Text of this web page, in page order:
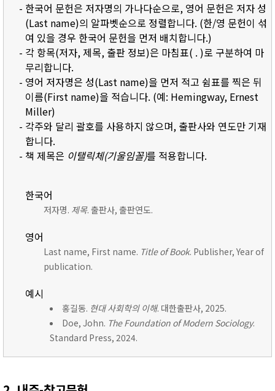
- 한국어 문헌은 저자명의 가나다순으로, 영어 문헌은 저자 성
(Last name)의 알파벳순으로 정렬합니다. (한/영 문헌이 섞
여 있을 경우 한국어 문헌을 먼저 배치합니다.)
- 각 항목(저자, 제목, 출판 정보)은 마침표( . )로 구분하여 마
무리합니다.
- 영어 저자명은 성(Last name)을 먼저 적고 쉼표를 찍은 뒤
이름(First name)을 적습니다. (예: Hemingway, Ernest
Miller)
- 각주와 달리 괄호를 사용하지 않으며, 출판사와 연도만 기재
합니다.
- 책 제목은 이탤릭체(기울임꼴)를 적용합니다.
한국어
저자명. 제목. 출판사, 출판연도.
영어
Last name, First name. Title of Book. Publisher, Year of
publication.
예시
홍길동. 현대 사회학의 이해. 대한출판사, 2025.
Doe, John. The Foundation of Modern Sociology.
Standard Press, 2024.